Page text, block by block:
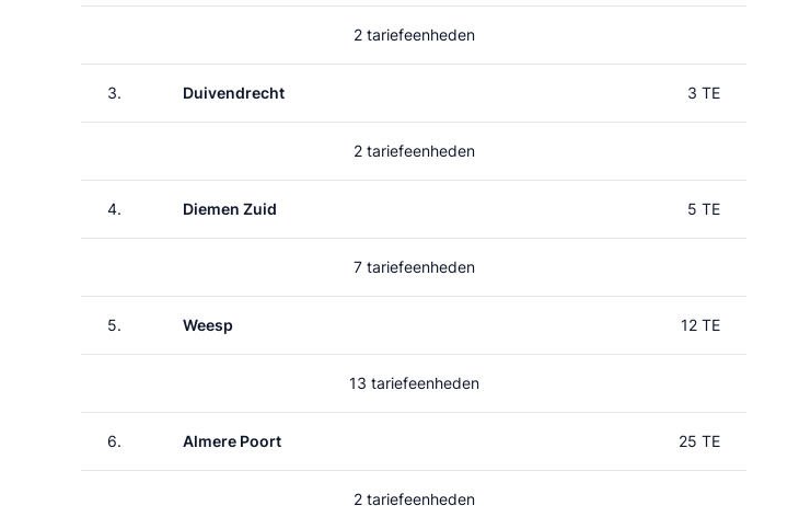
2 tariefeenheden
3. Duivendrecht 3 TE
2 tariefeenheden
4. Diemen Zuid 5 TE
7 tariefeenheden
5. Weesp 12 TE
13 tariefeenheden
6. Almere Poort 25 TE
2 tariefeenheden